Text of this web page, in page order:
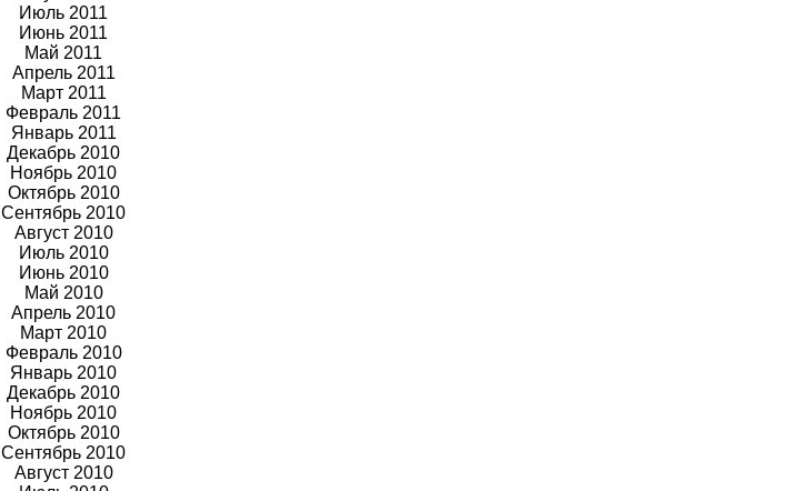
Июль 2011
Июнь 2011
Май 2011
Апрель 2011
Март 2011
Февраль 2011
Январь 2011
Декабрь 2010
Ноябрь 2010
Октябрь 2010
Сентябрь 2010
Август 2010
Июль 2010
Июнь 2010
Май 2010
Апрель 2010
Март 2010
Февраль 2010
Январь 2010
Декабрь 2010
Ноябрь 2010
Октябрь 2010
Сентябрь 2010
Август 2010